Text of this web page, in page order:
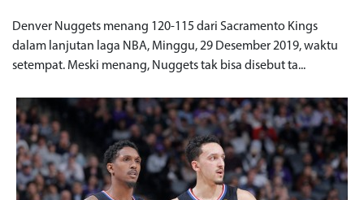
Denver Nuggets menang 120-115 dari Sacramento Kings
dalam lanjutan laga NBA, Minggu, 29 Desember 2019, waktu
setempat. Meski menang, Nuggets tak bisa disebut ta...